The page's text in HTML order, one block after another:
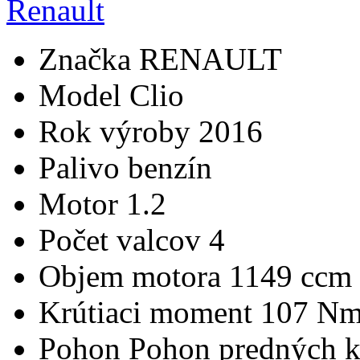
Značka RENAULT
Model Clio
Rok výroby 2016
Palivo benzín
Motor 1.2
Počet valcov 4
Objem motora 1149 ccm
Krútiaci moment 107
Pohon Pohon predných